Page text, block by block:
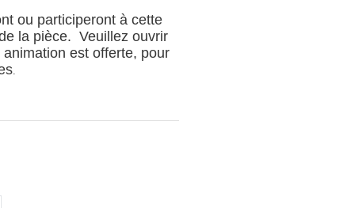
ou participeront à cette
la pièce. Veuillez ouvrir
est offerte, pour
.